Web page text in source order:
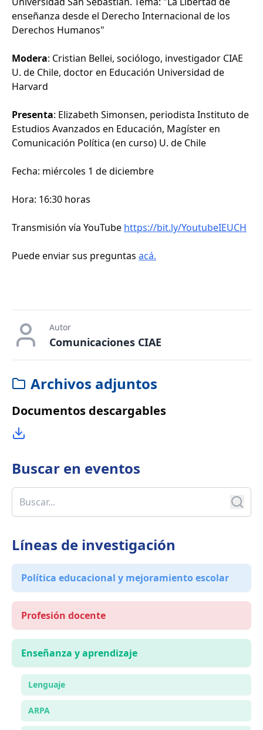
enseñanza desde el Derecho Internacional de los
Derechos Humanos"
Modera: Cristian Bellei, sociólogo, investigador CIAE
U. de Chile, doctor en Educación Universidad de
Harvard
Presenta: Elizabeth Simonsen, periodista Instituto de
Estudios Avanzados en Educación, Magíster en
Comunicación Política (en curso) U. de Chile
Fecha: miércoles 1 de diciembre
Hora: 16:30 horas
Transmisión vía YouTube https://bit.ly/YoutubeIEUCH
Puede enviar sus preguntas acá.
Autor
Comunicaciones CIAE
Archivos adjuntos
Documentos descargables
Buscar en eventos
Líneas de investigación
Política educacional y mejoramiento escolar
Profesión docente
Enseñanza y aprendizaje
Lenguaje
ARPA